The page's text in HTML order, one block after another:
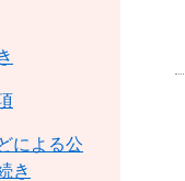
による公
き